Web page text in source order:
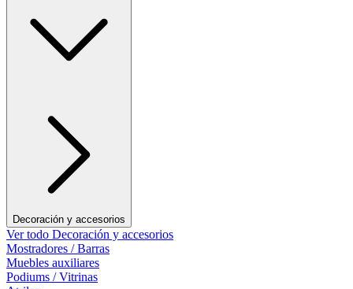
Decoración y accesorios
Ver todo Decoración y accesorios
Mostradores / Barras
Muebles auxiliares
Podiums / Vitrinas